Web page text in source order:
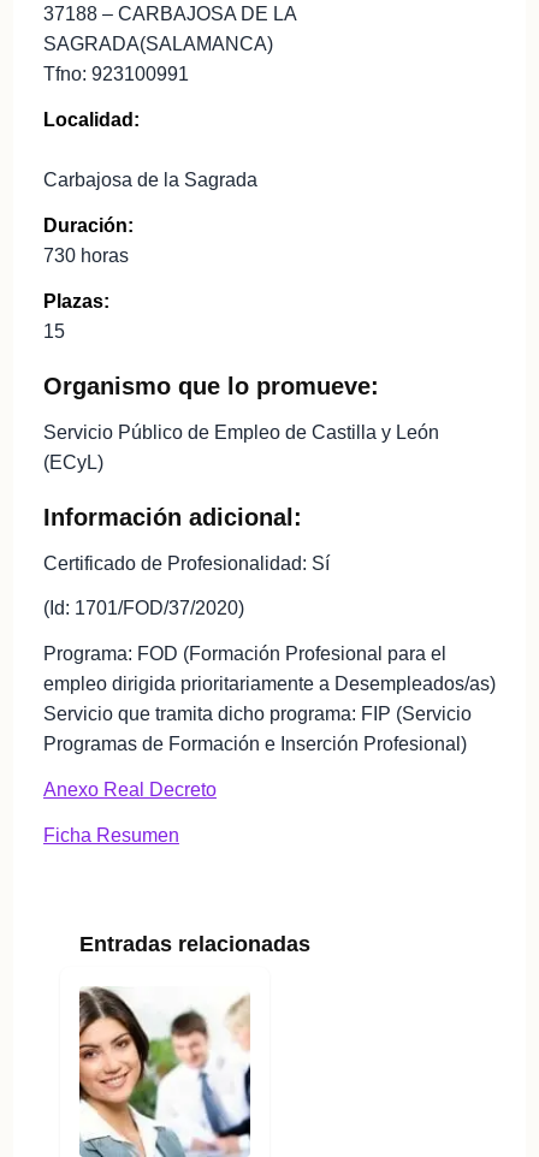
37188 – CARBAJOSA DE LA
SAGRADA(SALAMANCA)
Tfno: 923100991
Localidad:
Carbajosa de la Sagrada
Duración:
730 horas
Plazas:
15
Organismo que lo promueve:
Servicio Público de Empleo de Castilla y León
(ECyL)
Información adicional:
Certificado de Profesionalidad: Sí
(Id: 1701/FOD/37/2020)
Programa: FOD (Formación Profesional para el
empleo dirigida prioritariamente a Desempleados/as)
Servicio que tramita dicho programa: FIP (Servicio
Programas de Formación e Inserción Profesional)
Anexo Real Decreto
Ficha Resumen
Entradas relacionadas